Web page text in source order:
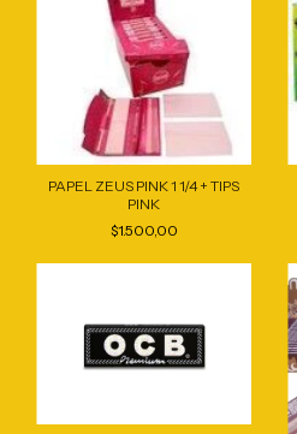
PAPEL ZEUS PINK 1 1/4 + TIPS
PINK
$1.500,00